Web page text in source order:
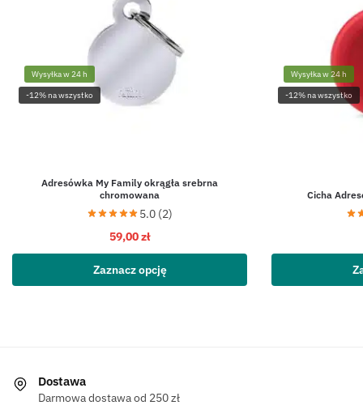
Wysyłka w 24 h
-12% na wszystko
Adresówka My Family okrągła srebrna
chromowana
5.0 (2)
59,00zł
Zaznacz opcję
Wysyłka w 24 h
-12% na wszystko
Cicha
Dostawa
Darmowa dostawa od 250 zł